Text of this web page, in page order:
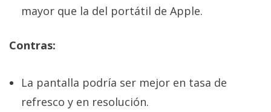
mayor que la del portátil de Apple.
Contras:
La pantalla podría ser mejor en tasa de
refresco y en resolución.